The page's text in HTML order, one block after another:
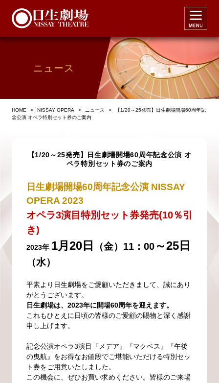
ニュース
HOME > NISSAY OPERA > ニュース >
【1/20～25発売】日生劇場開場60周年記
念公演 オペラ特別セット券のご案内
【1/20～25発売】日生劇場開場60周年記念公演 オ
ペラ特別セット券のご案内
日生劇場開場60周年記念公演 NISSAY
OPERA 2023
オペラ3演目特別セット券発売(10％引
き)
2023年 1月20日 （金）11：00～25日
（水）
平素より日生劇場をご愛顧いただきまして、誠にあり
がとうございます。
日生劇場は、2023年に開場60周年を迎えます。
これもひとえに日頃の皆様のご愛顧の賜物と深く感謝
申し上げます。
記念公演オペラ3演目『メデア』『マクベス』『午後
の曳航』をお得なお値段でご堪能いただける特別セッ
ト券をご用意いたしました。
この機会に、ぜひお買い求めください。皆様のご来場